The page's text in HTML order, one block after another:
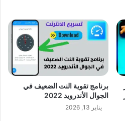
برنامج تقوية النت الضعيف في
الجوال الأندرويد 2022
يناير 13, 2026